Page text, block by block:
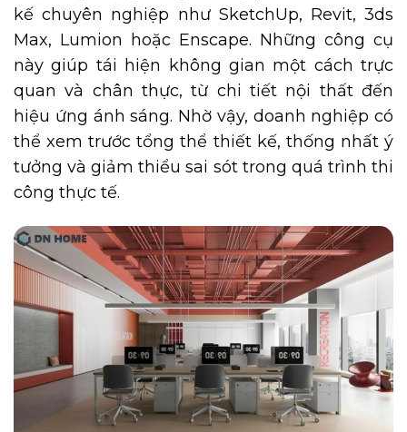
kế chuyên nghiệp như SketchUp, Revit, 3ds
Max, Lumion hoặc Enscape. Những công cụ
này giúp tái hiện không gian một cách trực
quan và chân thực, từ chi tiết nội thất đến
hiệu ứng ánh sáng. Nhờ vậy, doanh nghiệp có
thể xem trước tổng thể thiết kế, thống nhất ý
tưởng và giảm thiểu sai sót trong quá trình thi
công thực tế.